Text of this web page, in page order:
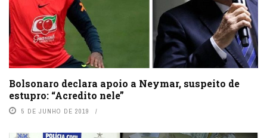
Bolsonaro declara apoio a Neymar, suspeito de
estupro: “Acredito nele”
5 DE JUNHO DE 2019